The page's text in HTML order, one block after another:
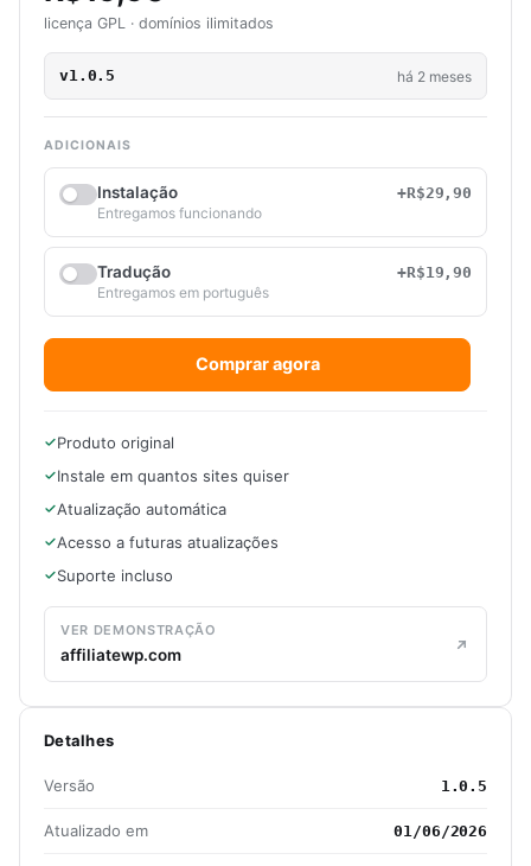
licença GPL · domínios ilimitados
v1.0.5 há 2 meses
ADICIONAIS
Instalação
+R$29,90
Entregamos funcionando
Tradução
+R$19,90
Entregamos em português
Comprar agora
Produto original
Instale em quantos sites quiser
Atualização automática
Acesso a futuras atualizações
Suporte incluso
VER DEMONSTRAÇÃO
affiliatewp.com
Detalhes
Versão 1.0.5
Atualizado em 01/06/2026